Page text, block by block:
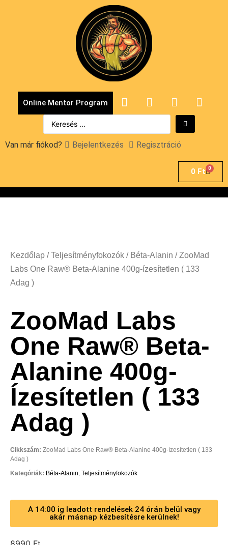
Online Mentor Program
Van már fiókod? Bejelentkezés Regisztráció
0 Ft 0
Kezdőlap /Teljesítményfokozók / Béta-Alanin / ZooMad
Labs One Raw® Beta-Alanine 400g-ízesítetlen ( 133
Adag )
ZooMad Labs
One Raw® Beta-
Alanine 400g-
Ízesítetlen ( 133
Adag )
Cikkszám: ZooMad Labs One Raw® Beta-Alanine 400g-ízesítetlen ( 133
Adag )
Kategóriák: Béta-Alanin, Teljesítményfokozók
A 14:00 ig leadott rendelések 24 órán belül vagy
akár másnap kézbesítésre kerülnek!